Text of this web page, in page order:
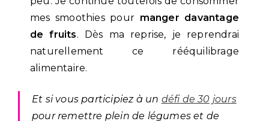
mes smoothies pour manger davantage
de fruits. Dès ma reprise, je reprendrai
naturellement ce rééquilibrage
alimentaire.
Et si vous participiez à un défi de 30 jours
pour remettre plein de légumes et de